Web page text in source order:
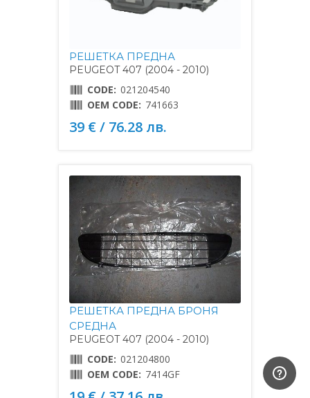
РЕШЕТКА ПРЕДНА
PEUGEOT 407 (2004 - 2010)
CODE: 021204540
OEM CODE: 741663
39 € / 76.28 лв.
РЕШЕТКА ПРЕДНА БРОНЯ
СРЕДНА
PEUGEOT 407 (2004 - 2010)
CODE: 021204800
OEM CODE: 7414GF